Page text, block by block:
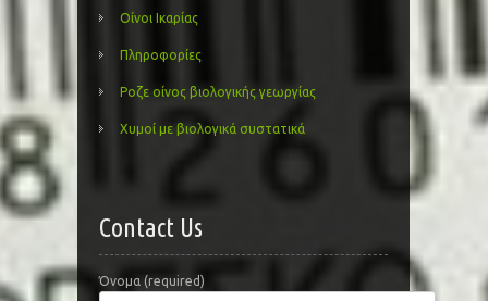
Οίνοι Ικαρίας
Πληροφορίες
Ροζε οίνος βιολογικής γεωργίας
Χυμοί με βιολογικά συστατικά
Contact Us
Όνομα (required)